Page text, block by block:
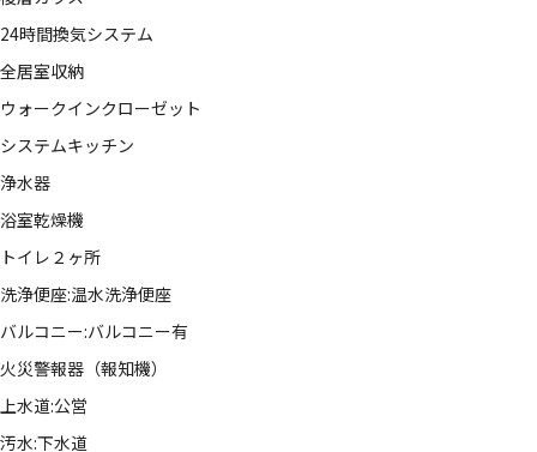
24時間換気システム
全居室収納
ウォークインクローゼット
システムキッチン
浄水器
浴室乾燥機
トイレ２ヶ所
洗浄便座:温水洗浄便座
バルコニー:バルコニー有
火災警報器（報知機）
上水道:公営
汚水:下水道